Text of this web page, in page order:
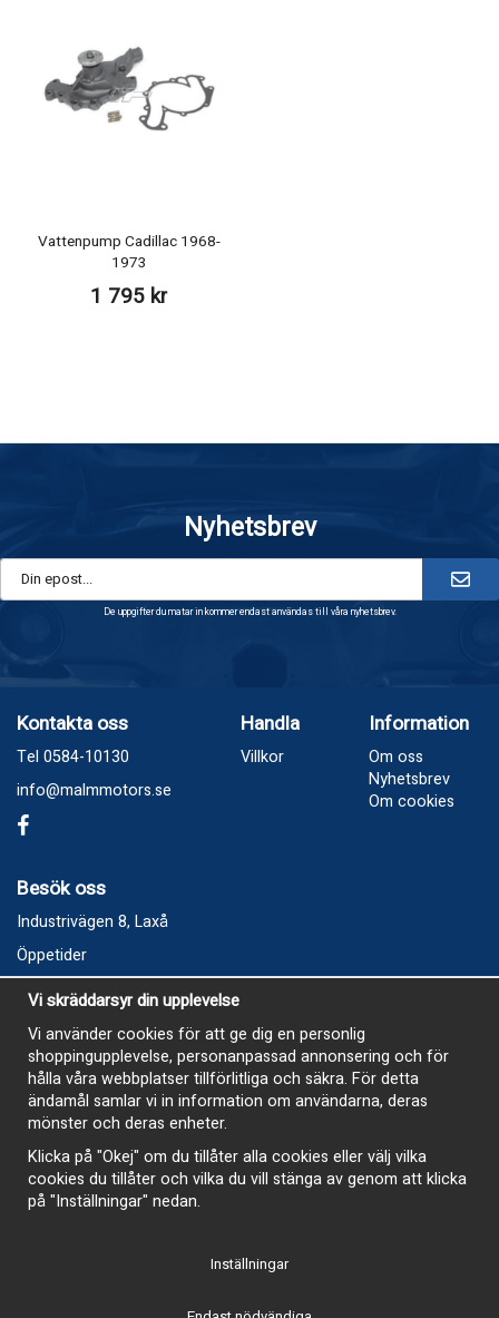
Vattenpump Cadillac 1968-
1973
1 795 kr
Nyhetsbrev
De uppgifter du matar in kommer endast användas till våra nyhetsbrev.
Kontakta oss
Tel 0584-10130
info@malmmotors.se
Handla
Villkor
Information
Om oss
Nyhetsbrev
Om cookies
Besök oss
Industrivägen 8, Laxå
Öppetider
Vecka 32
Måndag kl 9-12, kl 13 - 15
Onsdag kl 9-12, kl 13 - 15
Tisdag, Tordag och Fredag stängt
E-Handelsbutiken är öppen och paket skickas hela
sommaren
Vi skräddarsyr din upplevelse
Vi använder cookies för att ge dig en personlig
shoppingupplevelse, personanpassad annonsering och för
hålla våra webbplatser tillförlitliga och säkra. För detta
ändamål samlar vi in information om användarna, deras
mönster och deras enheter.
Klicka på "Okej" om du tillåter alla cookies eller välj vilka
cookies du tillåter och vilka du vill stänga av genom att klicka
på "Inställningar" nedan.
Inställningar